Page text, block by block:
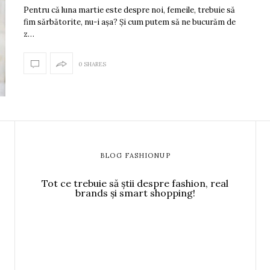
Pentru că luna martie este despre noi, femeile, trebuie să
fim sărbătorite, nu-i așa? Și cum putem să ne bucurăm de
z…
0 SHARES
BLOG FASHIONUP
Tot ce trebuie să știi despre fashion, real
brands și smart shopping!